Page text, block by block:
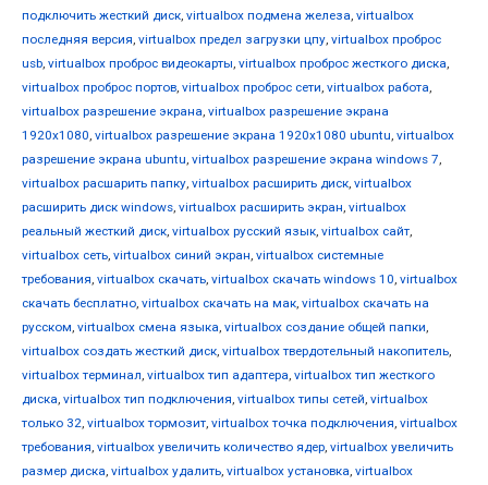
подключить жесткий диск, virtualbox подмена железа, virtualbox
последняя версия, virtualbox предел загрузки цпу, virtualbox проброс
usb, virtualbox проброс видеокарты, virtualbox проброс жесткого диска,
virtualbox проброс портов, virtualbox проброс сети, virtualbox работа,
virtualbox разрешение экрана, virtualbox разрешение экрана
1920x1080, virtualbox разрешение экрана 1920x1080 ubuntu, virtualbox
разрешение экрана ubuntu, virtualbox разрешение экрана windows 7,
virtualbox расшарить папку, virtualbox расширить диск, virtualbox
расширить диск windows, virtualbox расширить экран, virtualbox
реальный жесткий диск, virtualbox русский язык, virtualbox сайт,
virtualbox сеть, virtualbox синий экран, virtualbox системные
требования, virtualbox скачать, virtualbox скачать windows 10, virtualbox
скачать бесплатно, virtualbox скачать на мак, virtualbox скачать на
русском, virtualbox смена языка, virtualbox создание общей папки,
virtualbox создать жесткий диск, virtualbox твердотельный накопитель,
virtualbox терминал, virtualbox тип адаптера, virtualbox тип жесткого
диска, virtualbox тип подключения, virtualbox типы сетей, virtualbox
только 32, virtualbox тормозит, virtualbox точка подключения, virtualbox
требования, virtualbox увеличить количество ядер, virtualbox увеличить
размер диска, virtualbox удалить, virtualbox установка, virtualbox